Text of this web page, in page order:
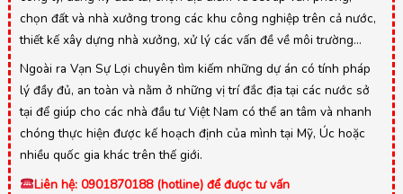
chọn đất và nhà xưởng trong các khu công nghiệp trên cả nước,
thiết kế xây dựng nhà xưởng, xử lý các vấn đề về môi trường…
Ngoài ra Vạn Sự Lợi chuyên tìm kiếm những dự án có tính pháp
lý đầy đủ, an toàn và nằm ở những vị trí đắc địa tại các nước sở
tại để giúp cho các nhà đầu tư Việt Nam có thể an tâm và nhanh
chóng thực hiện được kế hoạch định của mình tại Mỹ, Úc hoặc
nhiều quốc gia khác trên thế giới.
Liên hệ: 0901870188 (hotline) để được tư vấn